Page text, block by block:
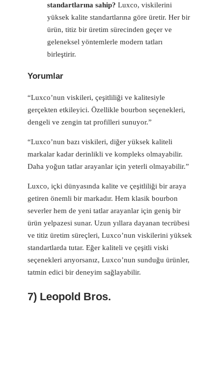
standartlarına sahip? Luxco, viskilerini
yüksek kalite standartlarına göre üretir. Her bir
ürün, titiz bir üretim sürecinden geçer ve
geleneksel yöntemlerle modern tatları
birleştirir.
Yorumlar
“Luxco’nun viskileri, çeşitliliği ve kalitesiyle
gerçekten etkileyici. Özellikle bourbon seçenekleri,
dengeli ve zengin tat profilleri sunuyor.”
“Luxco’nun bazı viskileri, diğer yüksek kaliteli
markalar kadar derinlikli ve kompleks olmayabilir.
Daha yoğun tatlar arayanlar için yeterli olmayabilir.”
Luxco, içki dünyasında kalite ve çeşitliliği bir araya
getiren önemli bir markadır. Hem klasik bourbon
severler hem de yeni tatlar arayanlar için geniş bir
ürün yelpazesi sunar. Uzun yıllara dayanan tecrübesi
ve titiz üretim süreçleri, Luxco’nun viskilerini yüksek
standartlarda tutar. Eğer kaliteli ve çeşitli viski
seçenekleri arıyorsanız, Luxco’nun sunduğu ürünler,
tatmin edici bir deneyim sağlayabilir.
7) Leopold Bros.